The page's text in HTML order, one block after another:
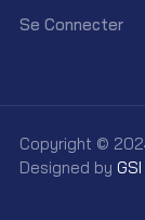
Se Connecter
Copyright ©
Designed by GSI